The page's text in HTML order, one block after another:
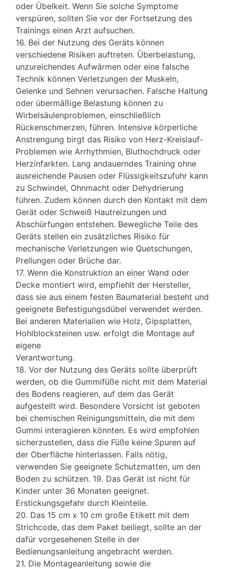
oder Übelkeit. Wenn Sie solche Symptome
verspüren, sollten Sie vor der Fortsetzung des
Trainings einen Arzt aufsuchen.
16. Bei der Nutzung des Geräts können
verschiedene Risiken auftreten. Überbelastung,
unzureichendes Aufwärmen oder eine falsche
Technik können Verletzungen der Muskeln,
Gelenke und Sehnen verursachen. Falsche Haltung
oder übermäßige Belastung können zu
Wirbelsäulenproblemen, einschließlich
Rückenschmerzen, führen. Intensive körperliche
Anstrengung birgt das Risiko von Herz-Kreislauf-
Problemen wie Arrhythmien, Bluthochdruck oder
Herzinfarkten. Lang andauerndes Training ohne
ausreichende Pausen oder Flüssigkeitszufuhr kann
zu Schwindel, Ohnmacht oder Dehydrierung
führen. Zudem können durch den Kontakt mit dem
Gerät oder Schweiß Hautreizungen und
Abschürfungen entstehen. Bewegliche Teile des
Geräts stellen ein zusätzliches Risiko für
mechanische Verletzungen wie Quetschungen,
Prellungen oder Brüche dar.
17. Wenn die Konstruktion an einer Wand oder
Decke montiert wird, empfiehlt der Hersteller,
dass sie aus einem festen Baumaterial besteht und
geeignete Befestigungsdübel verwendet werden.
Bei anderen Materialien wie Holz, Gipsplatten,
Hohlblocksteinen usw. erfolgt die Montage auf
eigene
Verantwortung.
18. Vor der Nutzung des Geräts sollte überprüft
werden, ob die Gummifüße nicht mit dem Material
des Bodens reagieren, auf dem das Gerät
aufgestellt wird. Besondere Vorsicht ist geboten
bei chemischen Reinigungsmitteln, die mit dem
Gummi interagieren könnten. Es wird empfohlen
sicherzustellen, dass die Füße keine Spuren auf
der Oberfläche hinterlassen. Falls nötig,
verwenden Sie geeignete Schutzmatten, um den
Boden zu schützen. 19. Das Gerät ist nicht für
Kinder unter 36 Monaten geeignet.
Erstickungsgefahr durch Kleinteile.
20. Das 15 cm x 10 cm große Etikett mit dem
Strichcode, das dem Paket beiliegt, sollte an der
dafür vorgesehenen Stelle in der
Bedienungsanleitung angebracht werden.
21. Die Montageanleitung sowie die